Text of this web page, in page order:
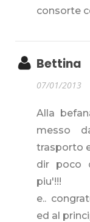
consorte
Bettina
07/01/2013
Alla
messo
trasporto
dir poco
piu'!!!
e..
ed al